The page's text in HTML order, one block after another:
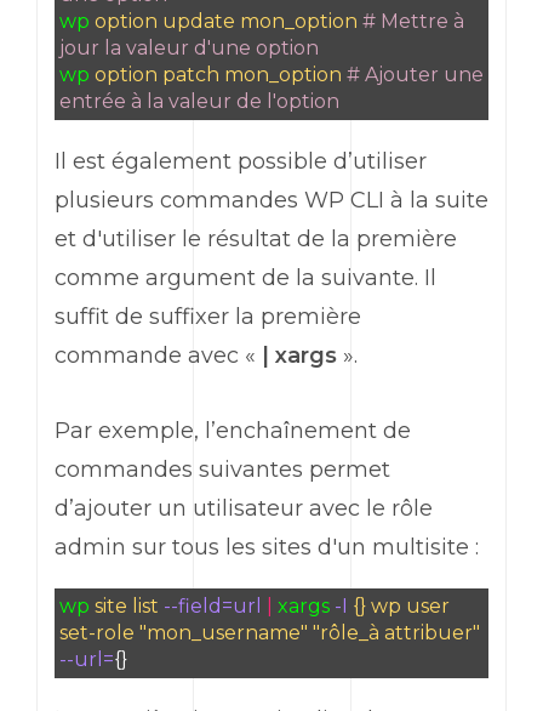
wp option update mon_option # Mettre à
jour la valeur d'une option
wp option patch mon_option # Ajouter une
entrée à la valeur de l'option
Il est également possible d’utiliser
plusieurs commandes WP CLI à la suite
et d'utiliser le résultat de la première
comme argument de la suivante. Il
suffit de suffixer la première
commande avec «
| xargs ».
Par exemple, l’enchaînement de
commandes suivantes permet
d’ajouter un utilisateur avec le rôle
admin sur tous les sites d'un multisite :
wp site list --field=url xargs -I {} wp user
set-role "mon_username" "rôle_à attribuer"
--url={}